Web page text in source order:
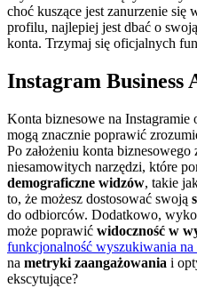
choć kuszące jest zanurzenie się
profilu, najlepiej jest dbać o swoją
konta. Trzymaj się oficjalnych
Instagram Business
Konta biznesowe na Instagramie
mogą znacznie poprawić
Po założeniu konta biznesowego
niesamowitych narzędzi, które
demograficzne widzów, takie
to, że możesz dostosować swoją
do odbiorców. Dodatkowo,
może poprawić widoczność w
funkcjonalność wyszukiwania na
na metryki zaangażowania i
ekscytujące?